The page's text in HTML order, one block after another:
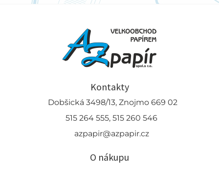
Kontakty
Dobšická 3498/13, Znojmo 669 02
515 264 555, 515 260 546
azpapir@azpapir.cz
O nákupu